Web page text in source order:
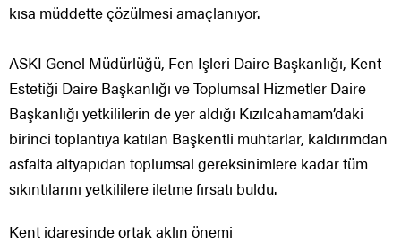
kısa müddette çözülmesi amaçlanıyor.
ASKİ Genel Müdürlüğü, Fen İşleri Daire Başkanlığı, Kent
Estetiği Daire Başkanlığı ve Toplumsal Hizmetler Daire
Başkanlığı yetkililerin de yer aldığı Kızılcahamam’daki
birinci toplantıya katılan Başkentli muhtarlar, kaldırımdan
asfalta altyapıdan toplumsal gereksinimlere kadar tüm
sıkıntılarını yetkililere iletme fırsatı buldu.
Kent idaresinde ortak aklın önemi